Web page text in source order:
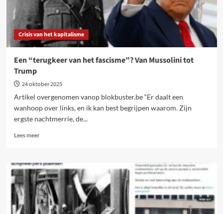
Crisis van het kapitalisme
Een “terugkeer van het fascisme”? Van Mussolini tot
Trump
24 oktober 2025
Artikel overgenomen vanop blokbuster.be “Er daalt een
wanhoop over links, en ik kan best begrijpen waarom. Zijn
ergste nachtmerrie, de...
Lees meerLees
Een
“terugkeer
van
het
fascisme”?
Van